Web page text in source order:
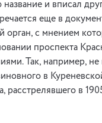
и вписал
еще в
орган, с мнением
проспекта
Так, например,
в
расстрелявшего в